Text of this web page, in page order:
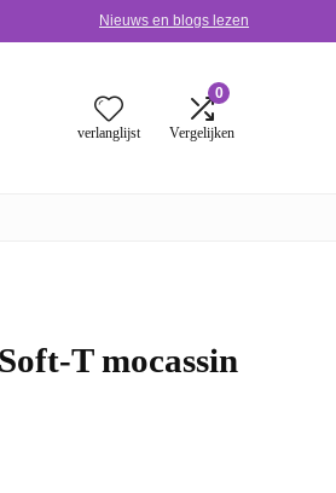
Nieuws en blogs lezen
verlanglijst
0
Vergelijken
T mocassin